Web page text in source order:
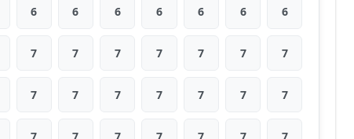
6 6 6 6 6 6 6
7 7 7 7 7 7 7
7 7 7 7 7 7 7
7 7 7 7 7 7 7